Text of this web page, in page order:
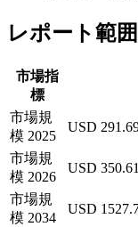
レポート範囲
市場指
標
市場規
模 2025
USD
市場規
模 2026
USD
市場規
模 2034
USD